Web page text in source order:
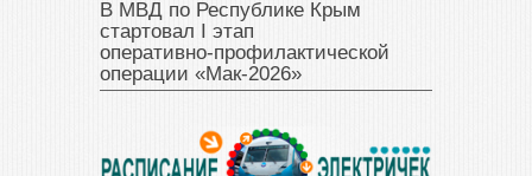
В МВД по Республике Крым
стартовал I этап
оперативно‑профилактической
операции «Мак‑2026»